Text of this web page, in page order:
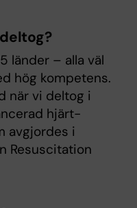
länder – alla väl
hög kompetens.
när vi deltog i
hjärt-
avgjordes i
Resuscitation